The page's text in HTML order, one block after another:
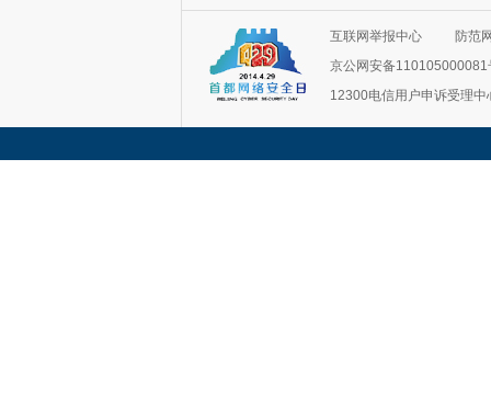
互联网举报中心
防范
京公网安备110105000081
12300电信用户申诉受理中